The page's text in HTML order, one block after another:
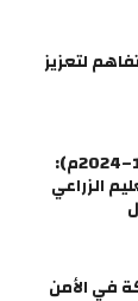
لتعزيز
البروفيسور محمود عبدي نور (1943–2024م):
الزراعي
في الأمن